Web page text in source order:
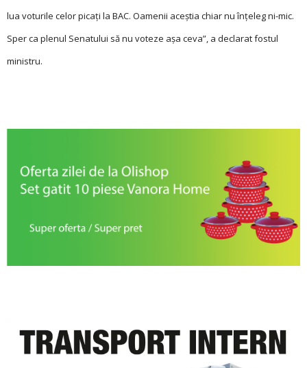
lua voturile celor picaţi la BAC. Oamenii aceştia chiar nu înţeleg ni-mic.
Sper ca plenul Senatului să nu voteze aşa ceva”, a declarat fostul
ministru.